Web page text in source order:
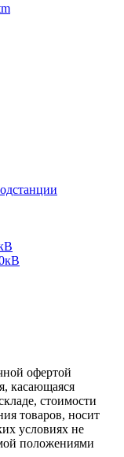
офертой
касающаяся
стоимости
товаров, носит
условиях не
положениями